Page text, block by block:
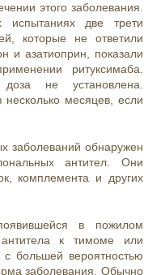
этого заболевания.
испытаниях две трети
которые не ответили
и азатиоприн, показали
ритуксимаба.
доза не установлена.
несколько месяцев, если
заболеваний обнаружен
антител. Они
комплемента и других
в пожилом
к тимоме или
большей вероятностью
заболевания. Обычно